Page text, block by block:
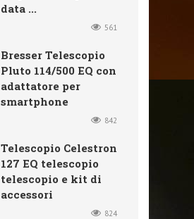
data ...
561
Bresser Telescopio
Pluto 114/500 EQ con
adattatore per
smartphone
842
Telescopio Celestron
127 EQ telescopio
telescopio e kit di
accessori
824